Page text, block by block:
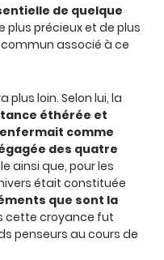
de quelque
plus précieux et de plus
commun associé à ce
plus loin. Selon lui, la
éthérée et
comme
des quatre
ainsi que, pour les
était constituée
que sont la
cette croyance fut
penseurs au cours de